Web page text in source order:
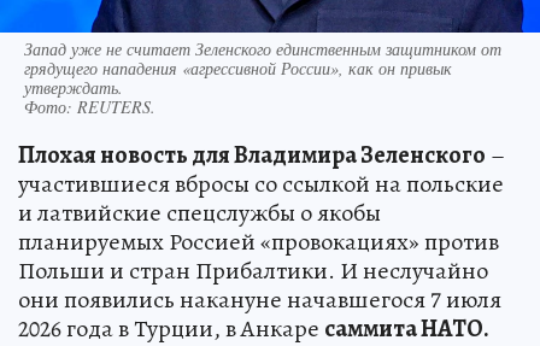
Запад уже не считает Зеленского единственным защитником от
грядущего нападения «агрессивной России», как он привык
утверждать.
Фото: REUTERS.
Плохая новость для Владимира Зеленского –
участившиеся вбросы со ссылкой на польские
и латвийские спецслужбы о якобы
планируемых Россией «провокациях» против
Польши и стран Прибалтики. И неслучайно
они появились накануне начавшегося 7 июля
2026 года в Турции, в Анкаре саммита НАТО.